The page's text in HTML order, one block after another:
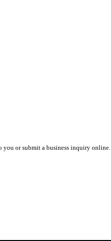
you or submit a business inquiry online.